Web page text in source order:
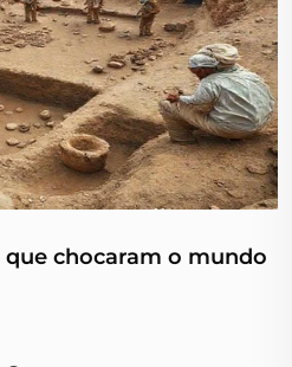
chocaram o mundo